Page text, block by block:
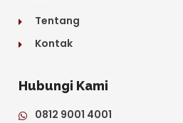
Tentang
Kontak
Hubungi Kami
0812 9001 4001